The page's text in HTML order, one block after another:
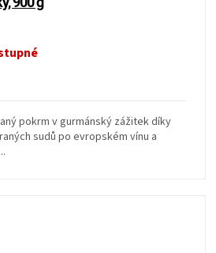
pokrm v gurmánský zážitek díky
sudů po evropském vínu a